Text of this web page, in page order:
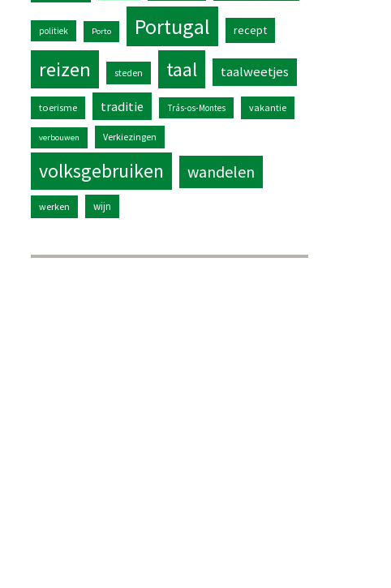
politiek Porto Portugal recept
reizen steden taal taalweetjes
toerisme traditie Trás-os-Montes vakantie
verbouwen Verkiezingen
volksgebruiken wandelen
werken wijn